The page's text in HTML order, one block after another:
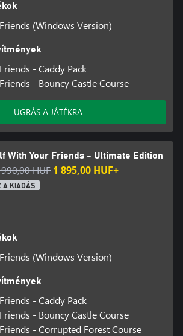
(Windows Version)
- Caddy Pack
- Bouncy Castle Course
UGRÁS A JÁTÉKRA
With Your Friends - Ultimate Edition
HUF 1 895,00 HUF+
A KIADÁS
(Windows Version)
- Caddy Pack
- Bouncy Castle Course
- Corrupted Forest Course